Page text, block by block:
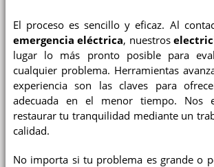
El proceso es sencillo y eficaz. Al
emergencia eléctrica, nuestros
lugar lo más pronto posible para
cualquier problema. Herramientas
experiencia son las claves para
adecuada en el menor tiempo. Nos
restaurar tu tranquilidad mediante un
calidad.
No importa si tu problema es grande o